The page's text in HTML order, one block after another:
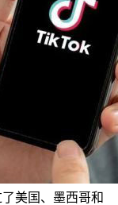
美国、墨西哥和